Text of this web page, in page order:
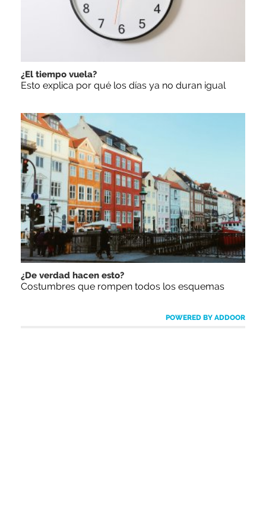
¿El tiempo vuela?
Esto explica por qué los días ya no duran igual
¿De verdad hacen esto?
Costumbres que rompen todos los esquemas
POWERED BY ADDOOR